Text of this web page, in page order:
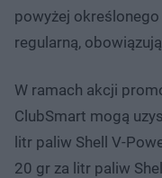
powyżej
regularną,
W ramach akcji
ClubSmart mogą
litr paliw Shell V-
20 gr za litr paliw